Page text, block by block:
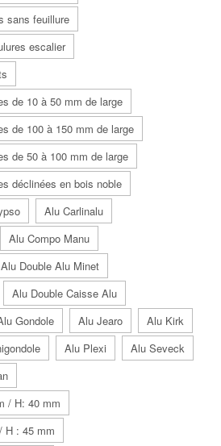
sans feuillure
escalier
de 10 à 50 mm de large
de 100 à 150 mm de large
de 50 à 100 mm de large
déclinées en bois noble
Alu Carlinalu
Alu Compo Manu
Alu Double Alu Minet
Alu Double Caisse Alu
Gondole Alu Jearo
Alu Kirk
Alu Plexi
Alu Seveck
/ H: 40 mm
H : 45 mm